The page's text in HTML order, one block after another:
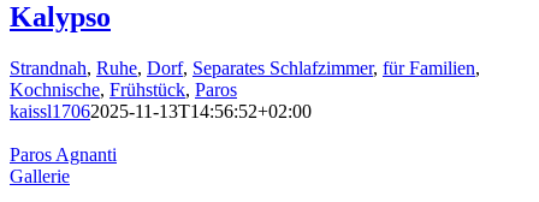
Kalypso
Strandnah, Ruhe, Dorf, Separates Schlafzimmer, für Familien,
Kochnische, Frühstück, Paros
kaissl17062025-11-13T14:56:52+02:00
Paros Agnanti
Gallerie